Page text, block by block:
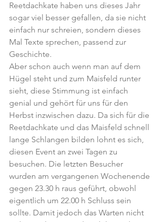
Reetdachkate haben uns dieses Jahr
sogar viel besser gefallen, da sie nicht
einfach nur schreien, sondern dieses
Mal Texte sprechen, passend zur
Geschichte.
Aber schon auch wenn man auf dem
Hügel steht und zum Maisfeld runter
sieht, diese Stimmung ist einfach
genial und gehört für uns für den
Herbst inzwischen dazu. Da sich für die
Reetdachkate und das Maisfeld schnell
lange Schlangen bilden lohnt es sich,
diesen Event an zwei Tagen zu
besuchen. Die letzten Besucher
wurden am vergangenen Wochenende
gegen 23.30 h raus geführt, obwohl
eigentlich um 22.00 h Schluss sein
sollte. Damit jedoch das Warten nicht